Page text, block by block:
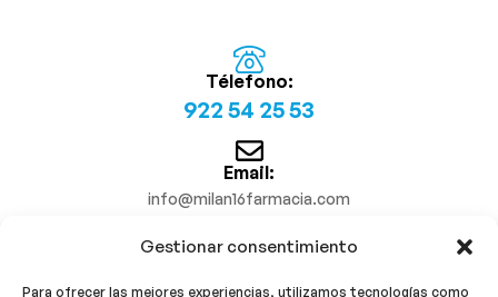
Gestionar consentimiento
Para ofrecer las mejores experiencias, utilizamos tecnologías como
Télefono:
922 54 25 53
Email:
info@milan16farmacia.com
¡Síguenos!